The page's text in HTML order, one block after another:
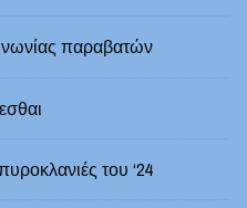
παραβατών
του ‘24